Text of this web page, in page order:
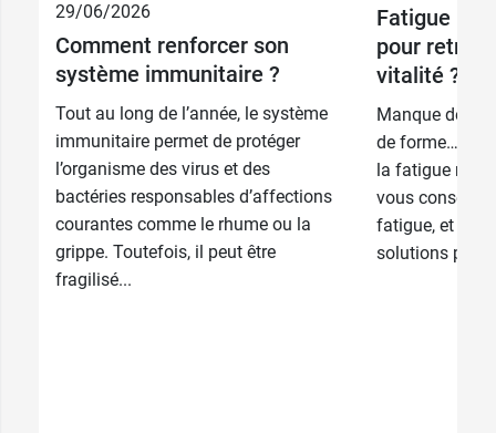
29/06/2026
Comment renforcer son
système immunitaire ?
Tout au long de l’année, le système
immunitaire permet de protéger
l’organisme des virus et des
bactéries responsables d’affections
courantes comme le rhume ou la
grippe. Toutefois, il peut être
fragilisé...
Fatigue :
pour
vitalité ?
Manque de
de forme… Un
la fatigue
vous conseille
fatigue, et
solutions pour